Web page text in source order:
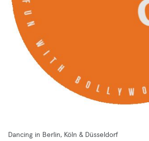
Dancing in Berlin, Köln & Düsseldorf